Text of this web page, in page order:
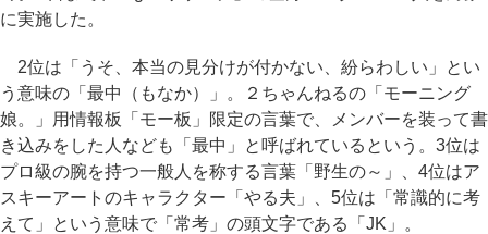
に実施した。
2位は「うそ、本当の見分けが付かない、紛らわしい」とい
う意味の「最中（もなか）」。２ちゃんねるの「モーニング
娘。」用情報板「モー板」限定の言葉で、メンバーを装って書
き込みをした人なども「最中」と呼ばれているという。3位は
プロ級の腕を持つ一般人を称する言葉「野生の～」、4位はア
スキーアートのキャラクター「やる夫」、5位は「常識的に考
えて」という意味で「常考」の頭文字である「JK」。